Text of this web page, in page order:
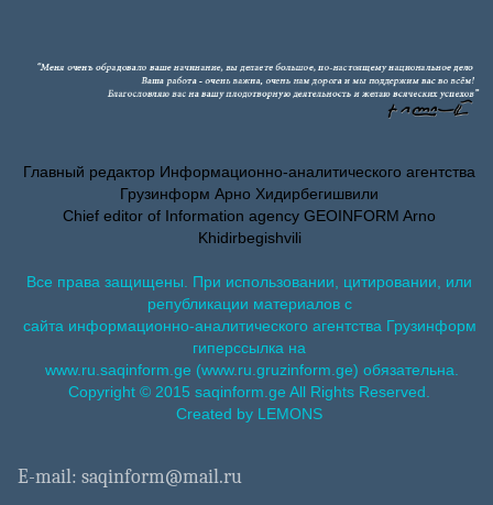
Главный редактор Информационно-аналитического агентства
Грузинформ Арно Хидирбегишвили
Chief editor of Information agency GEOINFORM Arno
Khidirbegishvili
Все права защищены. При использовании, цитировании, или
републикации материалов с
сайта информационно-аналитического агентства Грузинформ
гиперссылка на
www.ru.saqinform.ge (www.ru.gruzinform.ge) обязательна.
Copyright © 2015 saqinform.ge All Rights Reserved.
Created by LEMONS
E-mail: saqinform@mail.ru